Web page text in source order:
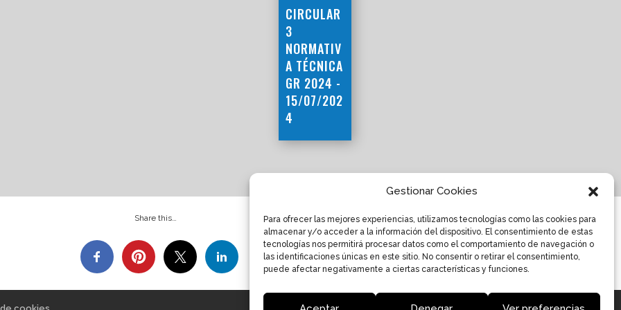
Gestionar Cookies
Para ofrecer las mejores experiencias, utilizamos tecnologías como las cookies para
almacenar y/o acceder a la información del dispositivo. El consentimiento de estas
tecnologías nos permitirá procesar datos como el comportamiento de navegación o
las identificaciones únicas en este sitio. No consentir o retirar el consentimiento,
puede afectar negativamente a ciertas características y funciones.
CIRCULAR
3
NORMATIV
A TÉCNICA
GR 2024 -
15/07/202
4
Share this…